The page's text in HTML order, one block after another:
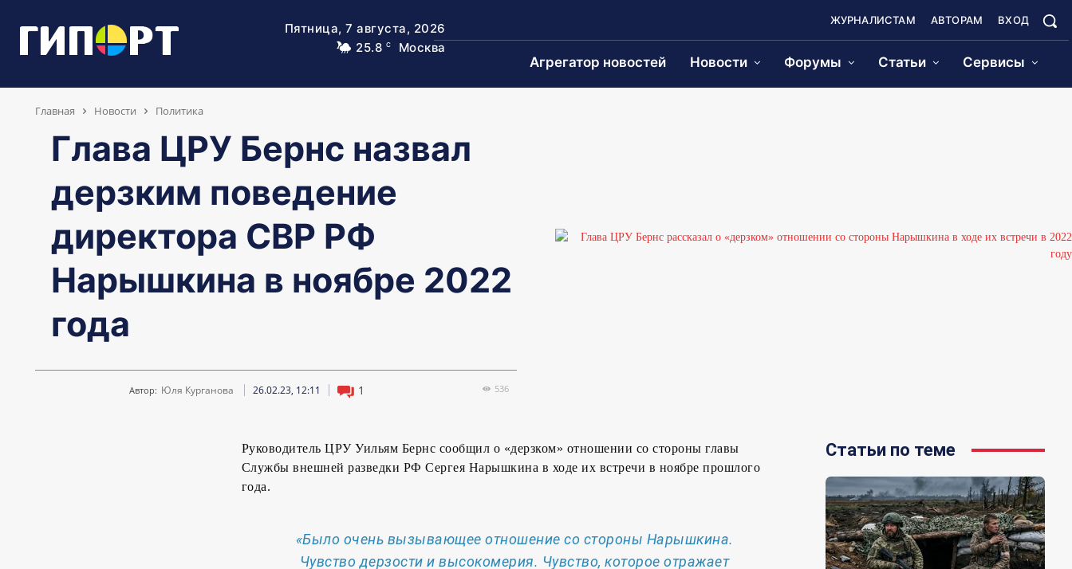
Пятница, 7 августа, 2026
25.8 C Москва
ЖУРНАЛИСТАМ АВТОРАМ ВХОД
Агрегатор новостей Новости Форумы Статьи Сервисы
Главная Новости Политика
Глава ЦРУ Бернс назвал
дерзким поведение
директора СВР РФ
Нарышкина в ноябре 2022
года
Автор: Юля Курганова 26.02.23, 12:11 1 536
Руководитель ЦРУ Уильям Бернс сообщил о «дерзком» отношении со стороны главы
Службы внешней разведки РФ Сергея Нарышкина в ходе их встречи в ноябре прошлого
года.
«Было очень вызывающее отношение со стороны Нарышкина.
Чувство дерзости и высокомерия. Чувство, которое отражает
Статьи по теме